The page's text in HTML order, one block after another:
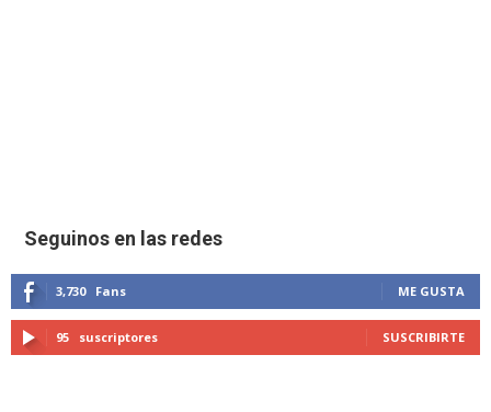
Seguinos en las redes
3,730 Fans ME GUSTA
95 suscriptores SUSCRIBIRTE